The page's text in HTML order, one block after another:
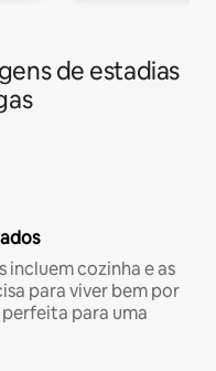
de estadias
cozinha e as
para viver bem por
perfeita para uma